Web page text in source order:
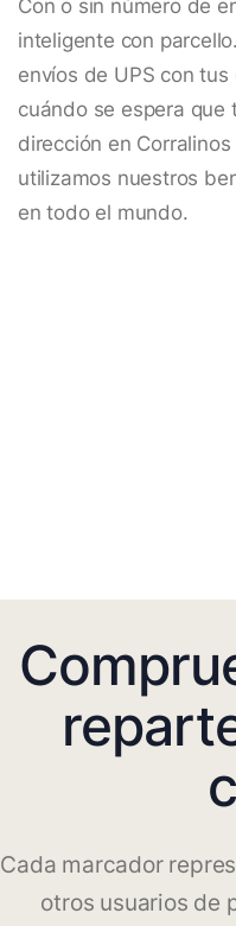
Con o sin número de
inteligente con
envíos de UPS con
cuándo se espera que
dirección en
utilizamos nuestros
en todo el mundo.
Cada marcador
otros usuarios de